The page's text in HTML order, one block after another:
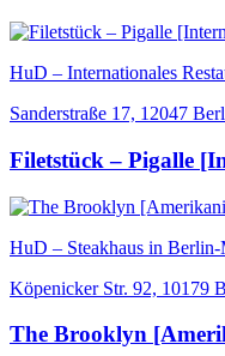
HuD – Internationales
Sanderstraße 17, 12047
Filetstück – Pigalle
HuD – Steakhaus in
Köpenicker Str. 92, 10179
The Brooklyn